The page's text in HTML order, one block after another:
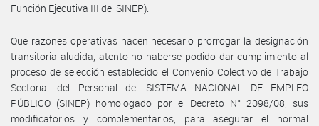
Función Ejecutiva III del SINEP).
Que razones operativas hacen necesario prorrogar la designación
transitoria aludida, atento no haberse podido dar cumplimiento al
proceso de selección establecido el Convenio Colectivo de Trabajo
Sectorial del Personal del SISTEMA NACIONAL DE EMPLEO
PÚBLICO (SINEP) homologado por el Decreto N° 2098/08, sus
modificatorios y complementarios, para asegurar el normal